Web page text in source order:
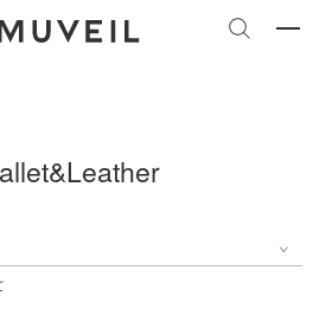
WINTER COLLECTION 2026